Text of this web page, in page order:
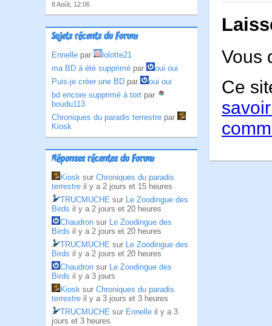
8 Août, 12:06
Sujets récents du Forum
Ennelle par
lolotte21
ma BD à été supprimé par
oui oui
Puis-je créer une BD par
oui oui
bd encore supprimé à tort par
boudu113
Chroniques du paradis terrestre par
Kiosk
Réponses récentes du Forum
Kiosk sur Chroniques du paradis
terrestre il y a 2 jours et 15 heures
TRUCMUCHE sur Le Zoodingue des
Birds il y a 2 jours et 20 heures
Chaudron sur Le Zoodingue des
Birds il y a 2 jours et 20 heures
TRUCMUCHE sur Le Zoodingue des
Birds il y a 2 jours et 20 heures
Chaudron sur Le Zoodingue des
Birds il y a 3 jours
Kiosk sur Chroniques du paradis
terrestre il y a 3 jours et 3 heures
TRUCMUCHE sur Ennelle il y a 3
jours et 3 heures
Vous
Ce